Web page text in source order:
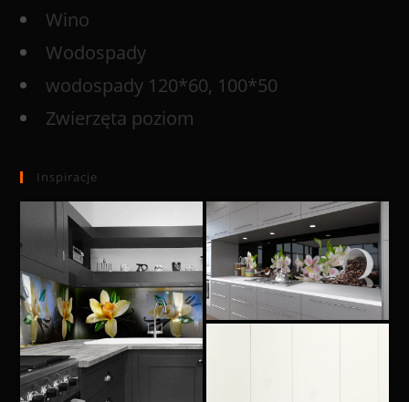
Wino
Wodospady
wodospady 120*60, 100*50
Zwierzęta poziom
Inspiracje